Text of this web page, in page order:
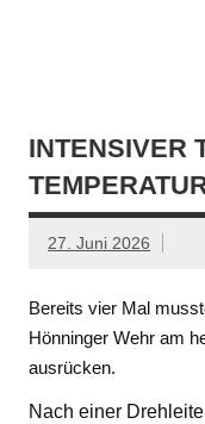
INTENSIVER
27. Juni 2026
Bereits vier Mal
Hönninger Wehr am
ausrücken.
Nach einer